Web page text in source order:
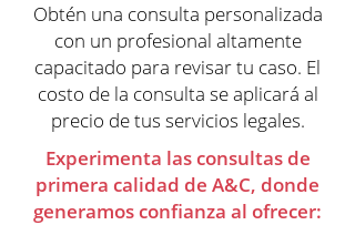
Obtén una consulta personalizada
con un profesional altamente
capacitado para revisar tu caso. El
costo de la consulta se aplicará al
precio de tus servicios legales.
Experimenta las consultas de
primera calidad de A&C, donde
generamos confianza al ofrecer: